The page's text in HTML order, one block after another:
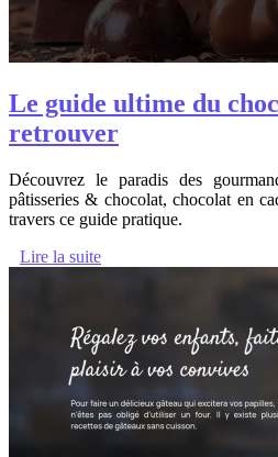
Le guide ultime du
retrouver
Découvrez le paradis des
pâtisseries & chocolat, chocolat en
travers ce guide pratique.
Lire la suite